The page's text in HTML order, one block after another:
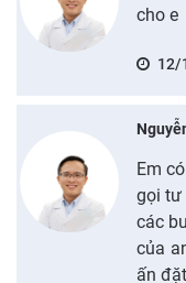
cho e
12/
Em
gọi tư
các
của
ấn